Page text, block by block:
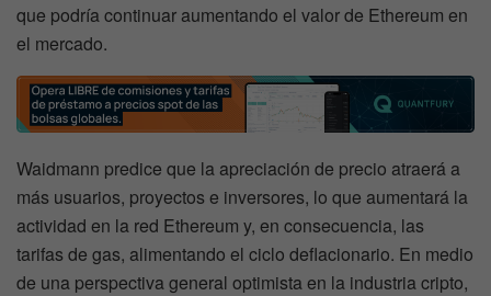
que podría continuar aumentando el valor de Ethereum en
el mercado.
Waidmann predice que la apreciación de precio atraerá a
más usuarios, proyectos e inversores, lo que aumentará la
actividad en la red Ethereum y, en consecuencia, las
tarifas de gas, alimentando el ciclo deflacionario. En medio
de una perspectiva general optimista en la industria cripto,